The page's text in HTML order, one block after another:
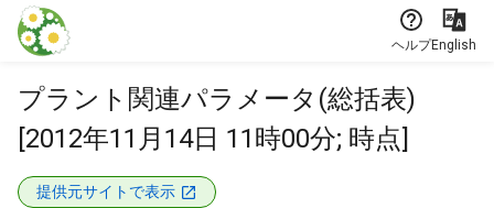
本文に飛ぶ
ヘルプEnglish
プラント関連パラメータ(総括表)
[2012年11月14日 11時00分; 時点]
提供元サイトで表示